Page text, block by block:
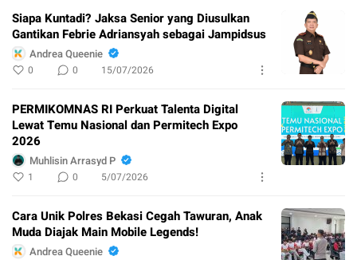
Siapa Kuntadi? Jaksa Senior yang Diusulkan
Gantikan Febrie Adriansyah sebagai Jampidsus
Andrea Queenie
0 0 15/07/2026
PERMIKOMNAS RI Perkuat Talenta Digital
Lewat Temu Nasional dan Permitech Expo
2026
Muhlisin Arrasyd P
1 0 5/07/2026
Cara Unik Polres Bekasi Cegah Tawuran, Anak
Muda Diajak Main Mobile Legends!
Andrea Queenie